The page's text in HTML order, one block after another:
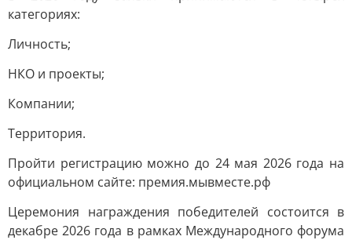
категориях:
Личность;
НКО и проекты;
Компании;
Территория.
Пройти регистрацию можно до 24 мая 2026 года на
официальном сайте: премия.мывместе.рф
Церемония награждения победителей состоится в
декабре 2026 года в рамках Международного форума